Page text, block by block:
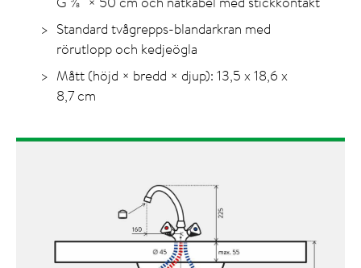
Standard tvågrepps-blandarkran med
rörutlopp och kedjeögla
Mått (höjd × bredd × djup): 13,5 x 18,6 x
8,7 cm